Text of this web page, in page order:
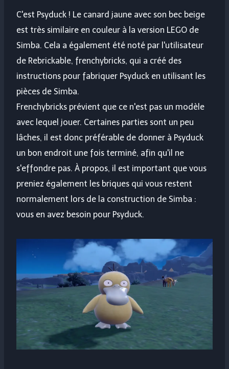
C'est Psyduck ! Le canard jaune avec son bec beige
est très similaire en couleur à la version LEGO de
Simba. Cela a également été noté par l'utilisateur
de Rebrickable, frenchybricks, qui a créé des
instructions pour fabriquer Psyduck en utilisant les
pièces de Simba.
Frenchybricks prévient que ce n'est pas un modèle
avec lequel jouer. Certaines parties sont un peu
lâches, il est donc préférable de donner à Psyduck
un bon endroit une fois terminé, afin qu'il ne
s'effondre pas. À propos, il est important que vous
preniez également les briques qui vous restent
normalement lors de la construction de Simba :
vous en avez besoin pour Psyduck.